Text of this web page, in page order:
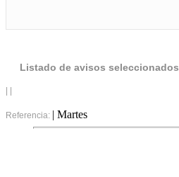
Listado de avisos seleccionados
Referencia: | Martes